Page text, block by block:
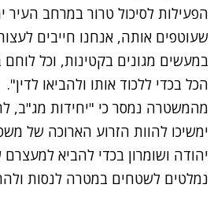
הפעילות לסיכול טרור במרחב העיר
שעוטפים אותה, אנחנו חייבים
במעשים מגונים בקטינות, וכל
הכל בכדי ללכוד אותו ולהביאו לדין".
מהמשטרה נמסר כי "יחידות מג"ב,
ימשיכו להוות הזרוע הארוכה של
יהודה ושומרון בכדי להביא
נמלטים לשטחים במטרה לנסות